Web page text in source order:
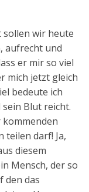
sollen wir heute
aufrecht und
er mir so viel
mich jetzt gleich
bedeute ich
Blut reicht.
kommenden
teilen darf! Ja,
diesem
Mensch, der so
den das